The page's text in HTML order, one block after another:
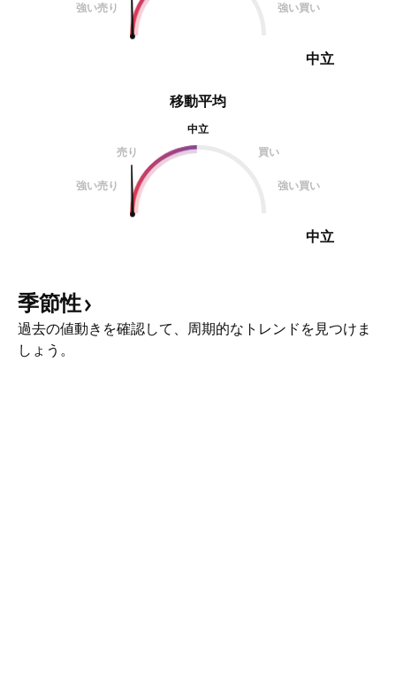
強い売り 強い買い
中立
移動平均
中立
売り
買い
強い売り 強い買い
中立
季節性
過去の値動きを確認して、周期的なトレンドを見つけま
しょう。